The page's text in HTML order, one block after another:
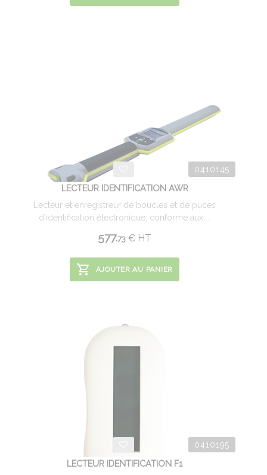
0410145
LECTEUR IDENTIFICATION AWR
Lecteur et enregistreur de boucles et de puces
d'identification électronique, conforme aux ...
577.73 € HT
AJOUTER AU PANIER
0410195
LECTEUR IDENTIFICATION F1